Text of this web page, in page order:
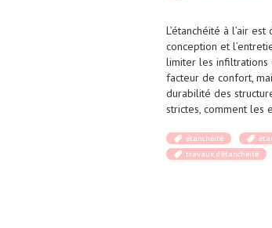
L’étanchéité à l’air
conception et
limiter les infiltrations
facteur de confort,
durabilité des
strictes, comment les
étanchéité
travaux d'étanchéité